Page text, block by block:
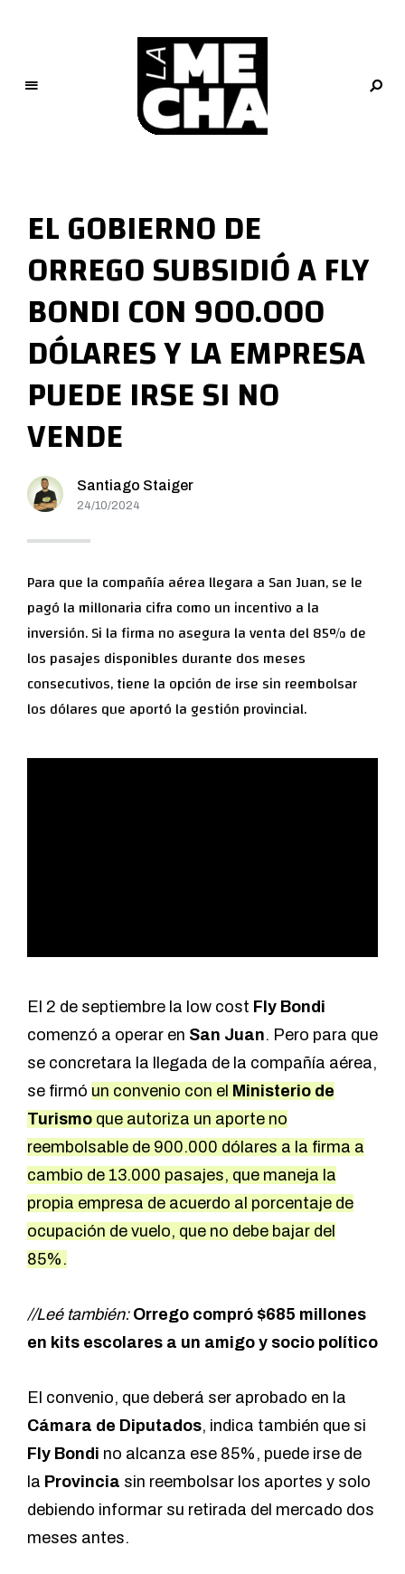
M
e
c
h
a
PERIODISMO DIGITAL
EL GOBIERNO DE
ORREGO SUBSIDIÓ A FLY
BONDI CON 900.000
DÓLARES Y LA EMPRESA
PUEDE IRSE SI NO
VENDE
Santiago Staiger
24/10/2024
Para que la compañía aérea llegara a San Juan, se le
pagó la millonaria cifra como un incentivo a la
inversión. Si la firma no asegura la venta del 85% de
los pasajes disponibles durante dos meses
consecutivos, tiene la opción de irse sin reembolsar
los dólares que aportó la gestión provincial.
El 2 de septiembre la low cost Fly Bondi
comenzó a operar en San Juan. Pero para que
se concretara la llegada de la compañía aérea,
se firmó un convenio con el Ministerio de
Turismo que autoriza un aporte no
reembolsable de 900.000 dólares a la firma a
cambio de 13.000 pasajes, que maneja la
propia empresa de acuerdo al porcentaje de
ocupación de vuelo, que no debe bajar del
85%.
//Leé también: Orrego compró $685 millones
en kits escolares a un amigo y socio político
El convenio, que deberá ser aprobado en la
Cámara de Diputados, indica también que si
Fly Bondi no alcanza ese 85%, puede irse de
la Provincia sin reembolsar los aportes y solo
debiendo informar su retirada del mercado dos
meses antes.